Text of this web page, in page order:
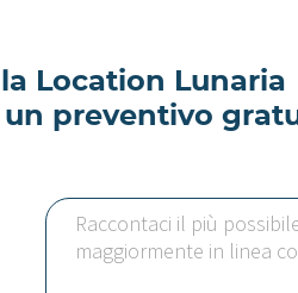
Location Lunaria
preventivo